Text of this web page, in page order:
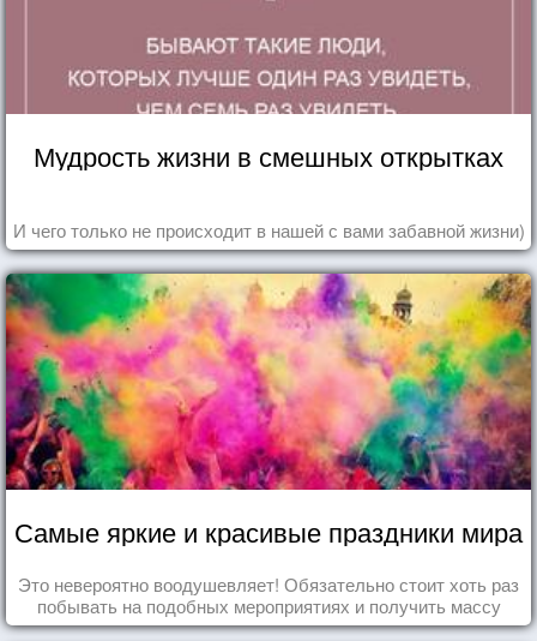
Мудрость жизни в смешных открытках
И чего только не происходит в нашей с вами забавной жизни)
Самые яркие и красивые праздники мира
Это невероятно воодушевляет! Обязательно стоит хоть раз
побывать на подобных мероприятиях и получить массу
впечатлений!